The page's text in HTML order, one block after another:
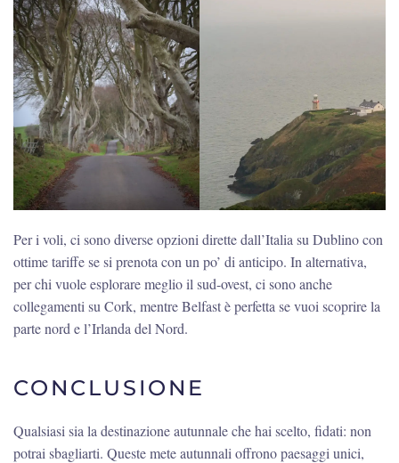
Per i voli, ci sono diverse opzioni dirette dall’Italia su Dublino con
ottime tariffe se si prenota con un po’ di anticipo. In alternativa,
per chi vuole esplorare meglio il sud-ovest, ci sono anche
collegamenti su Cork, mentre Belfast è perfetta se vuoi scoprire la
parte nord e l’Irlanda del Nord.
CONCLUSIONE
Qualsiasi sia la destinazione autunnale che hai scelto, fidati: non
potrai sbagliarti. Queste mete autunnali offrono paesaggi unici,